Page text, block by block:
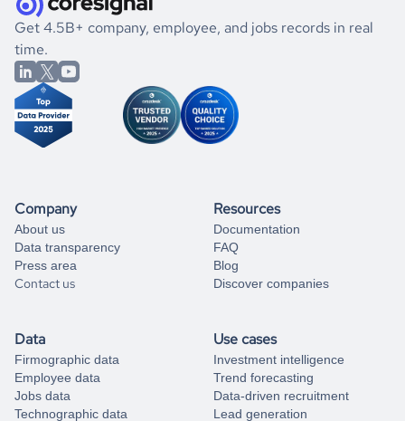
book a free consultation
the historical data, get to know the
Uruguay
Photography
market better.
If you are unsure how to achieve your preferred results,
you can always
from our data experts.
Get 4.5B+ company, employee, and jobs records in real
time.
Company
About us
Data transparency
Press area
Contact us
Resources
Documentation
FAQ
Blog
Discover companies
Data
Firmographic data
Employee data
Jobs data
Technographic data
Use cases
Investment intelligence
Trend forecasting
Data-driven recruitment
Lead generation